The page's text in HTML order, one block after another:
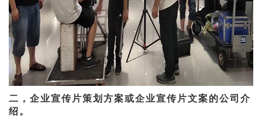
二，企业宣传片策划方案或企业宣传片文案的公司介
绍。